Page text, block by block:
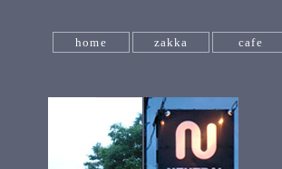
home zakka cafe